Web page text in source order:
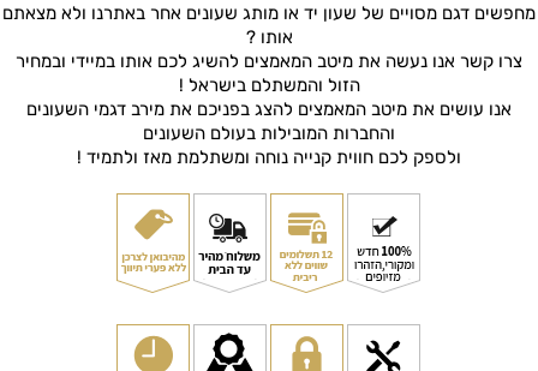
מחפשים דגם מסויים של שעון יד או מותג שעונים אחר באתרנו ולא מצאתם
אותו ?
צרו קשר אנו נעשה את מיטב המאמצים להשיג לכם אותו במיידי ובמחיר
הזול והמשתלם בישראל !
אנו עושים את מיטב המאמצים להצג בפניכם את מירב דגמי השעונים
והחברות המובילות בעולם השעונים
ולספק לכם חווית קנייה נוחה ומשתלמת מאז ולתמיד !